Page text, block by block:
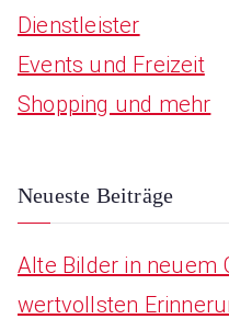
Dienstleister
Events und Freizeit
Shopping und mehr
Neueste Beiträge
Alte Bilder in neuem
wertvollsten